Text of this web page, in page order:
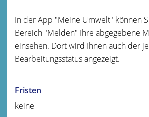
In der App "Meine Umwelt" können
Bereich "Melden" Ihre abgegebene
einsehen. Dort wird Ihnen auch der
Bearbeitungsstatus angezeigt.
Fristen
keine